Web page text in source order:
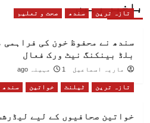
باخبر رہیں
تازہ ترین سندھ صحت و تعلیم
سندھ نے محفوظ خون کی فراہمی
بلڈ بینکنگ نیٹ ورک فعال
ماریہ اسماعیل 1 مہینہ ago
تازہ ترین ٹیلنٹ خواتین سندھ
خواتین صحافیوں کے لیے